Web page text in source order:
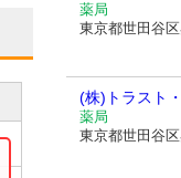
薬局
東京都世田谷区
(株)トラスト
薬局
東京都世田谷区